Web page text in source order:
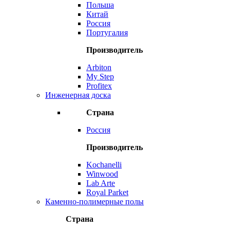
Польша
Китай
Россия
Португалия
Производитель
Arbiton
My Step
Profitex
Инженерная доска
Страна
Россия
Производитель
Kochanelli
Winwood
Lab Arte
Royal Parket
Каменно-полимерные полы
Страна